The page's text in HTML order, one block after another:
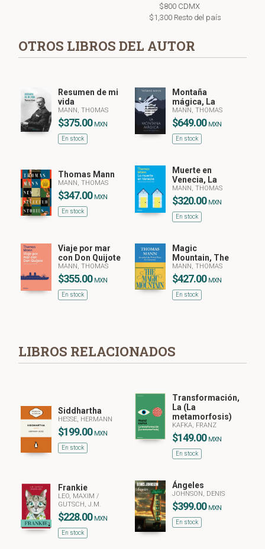
$800 CDMX
$1,300 Resto del país
OTROS LIBROS DEL AUTOR
Resumen de mi
vida
MANN, THOMAS
$375.00 MXN
En stock
Montaña
mágica, La
MANN, THOMAS
$649.00 MXN
En stock
Thomas Mann
MANN, THOMAS
$347.00 MXN
En stock
Muerte en
Venecia, La
MANN, THOMAS
$320.00 MXN
En stock
Viaje por mar
con Don Quijote
MANN, THOMAS
$355.00 MXN
En stock
Magic
Mountain, The
MANN, THOMAS
$427.00 MXN
En stock
LIBROS RELACIONADOS
Siddhartha
HESSE, HERMANN
$199.00 MXN
En stock
Transformación,
La (La
metamorfosis)
KAFKA, FRANZ
$149.00 MXN
En stock
Frankie
LEO, MAXIM/
GUTSCH, J.M.
$228.00 MXN
En stock
Ángeles
JOHNSON, DENIS
$399.00 MXN
En stock